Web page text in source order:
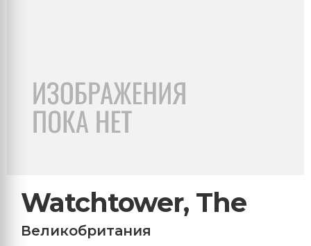
Watchtower, The
Великобритания